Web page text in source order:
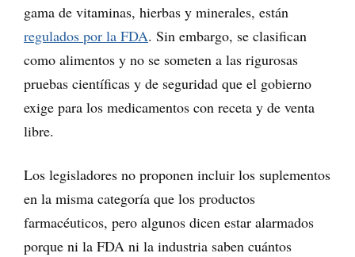
gama de vitaminas, hierbas y minerales, están
regulados por la FDA. Sin embargo, se clasifican
como alimentos y no se someten a las rigurosas
pruebas científicas y de seguridad que el gobierno
exige para los medicamentos con receta y de venta
libre.
Los legisladores no proponen incluir los suplementos
en la misma categoría que los productos
farmacéuticos, pero algunos dicen estar alarmados
porque ni la FDA ni la industria saben cuántos